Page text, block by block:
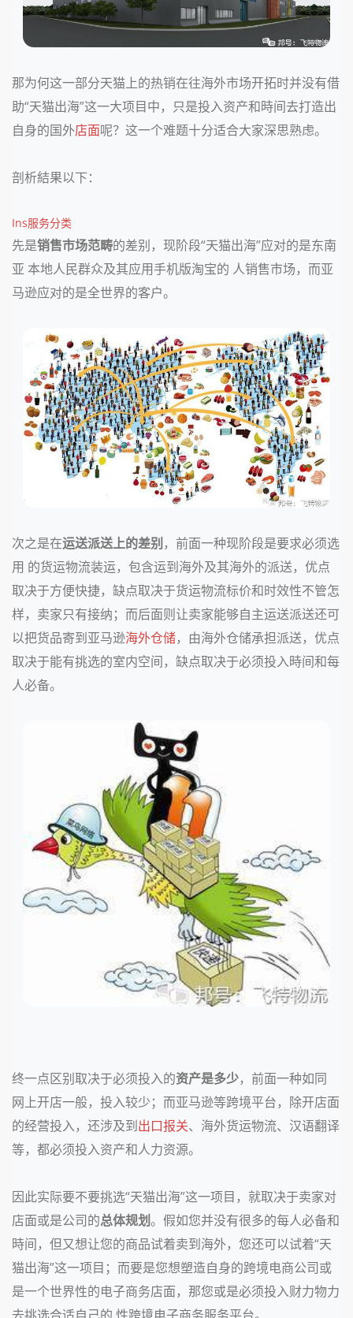
那为何这一部分天猫上的热销在往海外市场开拓时并没有借
助“天猫出海”这一大项目中，只是投入资产和時间去打造出
自身的国外店面呢？这一个难题十分适合大家深思熟虑。
剖析結果以下：
Ins服务分类
先是销售市场范畴的差别，现阶段“天猫出海”应对的是东南
亚 本地人民群众及其应用手机版淘宝的 人销售市场，而亚
马逊应对的是全世界的客户。
次之是在运送派送上的差别，前面一种现阶段是要求必须选
用 的货运物流装运，包含运到海外及其海外的派送，优点
取决于方便快捷，缺点取决于货运物流标价和时效性不管怎
样，卖家只有接纳；而后面则让卖家能够自主运送派送还可
以把货品寄到亚马逊海外仓储，由海外仓储承担派送，优点
取决于能有挑选的室内空间，缺点取决于必须投入時间和每
人必备。
终一点区别取决于必须投入的资产是多少，前面一种如同
网上开店一般，投入较少；而亚马逊等跨境平台，除开店面
的经营投入，还涉及到出口报关、海外货运物流、汉语翻译
等，都必须投入资产和人力资源。
因此实际要不要挑选“天猫出海”这一项目，就取决于卖家对
店面或是公司的总体规划。假如您并没有很多的每人必备和
時间，但又想让您的商品试着卖到海外，您还可以试着“天
猫出海”这一项目；而要是您想塑造自身的跨境电商公司或
是一个世界性的电子商务店面，那您或是必须投入财力物力